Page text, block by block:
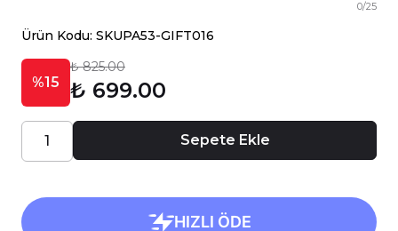
0/25
Ürün Kodu: SKUPA53-GIFT016
%15
₺ 825.00
₺ 699.00
Sepete Ekle